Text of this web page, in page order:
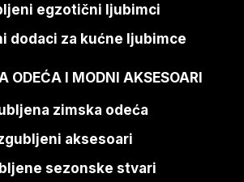
egzotični ljubimci
dodaci za kućne ljubimce
ODEĆA I MODNI AKSESOARI
zimska odeća
aksesoari
sezonske stvari